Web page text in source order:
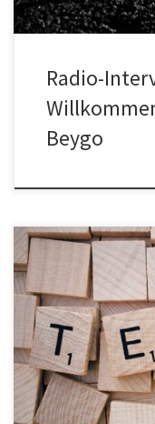
Radio-
Beygo
Teachers on the road
28.4. von 19-20.30 Uhr